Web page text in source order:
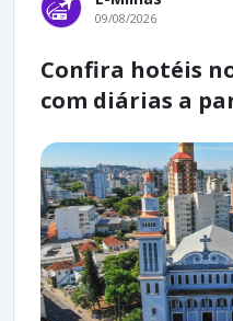
09/08/2026
Confira hotéis
com diárias a